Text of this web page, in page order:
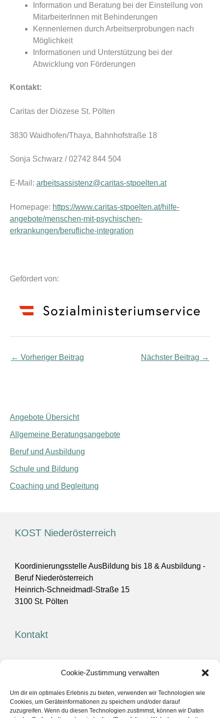
Cookie-Zustimmung verwalten
Um dir ein optimales Erlebnis zu bieten, verwenden wir Technologien wie
Cookies, um Geräteinformationen zu speichern und/oder darauf
zuzugreifen. Wenn du diesen Technologien zustimmst, können wir Daten
Information und Beratung bei der Einstellung von
MitarbeiterInnen mit Behinderungen
Kennenlernen durch Arbeitserprobungen nach
Möglichkeit
Informationen und Unterstützung bei der
Abwicklung von Förderungen
Kontakt:
Caritas der Diözese St. Pölten
3830 Waidhofen/Thaya, Bahnhofstraße 18
Sonja Schwarz / 02742 844 504
E-Mail: arbeitsassistenz@caritas-stpoelten.at
Homepage: https://www.caritas-stpoelten.at/hilfe-
angebote/menschen-mit-psychischen-
erkrankungen/berufliche-integration
Gefördert von:
← Vorheriger Beitrag Nächster Beitrag →
Angebote Übersicht
Allgemeine Beratungsangebote
Beruf und Ausbildung
Schule und Bildung
Coaching und Begleitung
KOST Niederösterreich
Koordinierungsstelle AusBildung bis 18 & Ausbildung -
Beruf Niederösterreich
Heinrich-Schneidmadl-Straße 15
3100 St. Pölten
Kontakt
info@kost-niederoesterreich.at
Gefördert von: